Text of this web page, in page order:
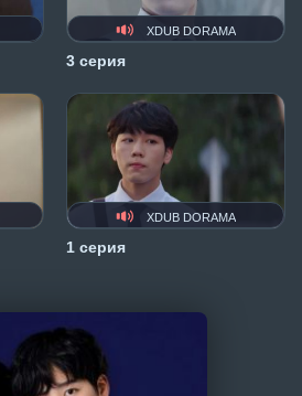
XDUB DORAMA
3 серия
XDUB DORAMA
1 серия